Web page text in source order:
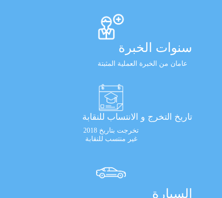
سنوات الخبرة
عامان من الخبرة العملية المثبتة
تاريخ التخرج و الانتساب للنقابة
تخرجت بتاريخ 2018
غير منتسب للنقابة
السيارة